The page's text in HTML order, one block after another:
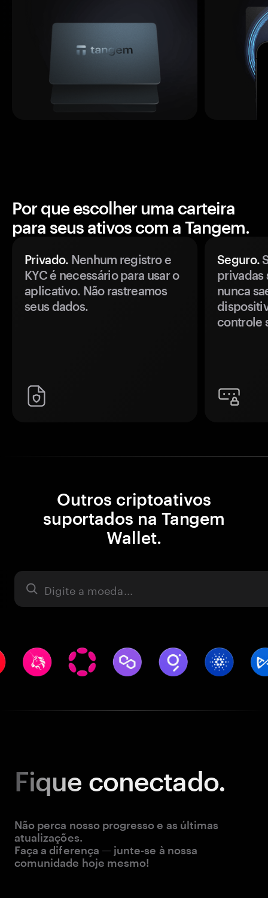
Por que escolher uma carteira
para seus ativos com a Tangem.
Privado. Nenhum registro e
KYC é necessário para usar o
aplicativo. Não rastreamos
seus dados.
Seguro.
privadas
nunca
controle
Outros criptoativos
suportados na Tangem
Wallet.
Ativo
Fique conectado.
Não perca nosso progresso e as últimas
atualizações.
Faça a diferença — junte-se à nossa
comunidade hoje mesmo!